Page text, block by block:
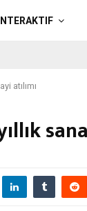
INTERAKTIF
atılımı